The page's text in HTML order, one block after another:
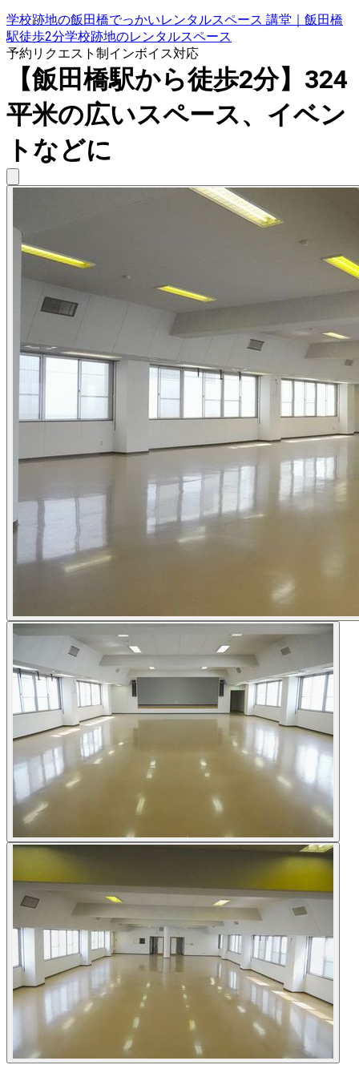
学校跡地の飯田橋でっかいレンタルスペース 講堂｜飯田橋
駅徒歩2分学校跡地のレンタルスペース
予約リクエスト制インボイス対応
【飯田橋駅から徒歩2分】324
平米の広いスペース、イベン
トなどに